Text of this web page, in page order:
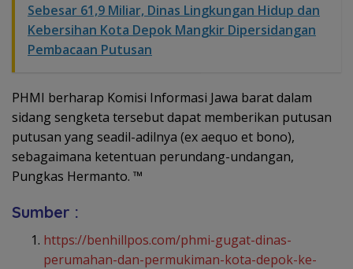
Sebesar 61,9 Miliar, Dinas Lingkungan Hidup dan
Kebersihan Kota Depok Mangkir Dipersidangan
Pembacaan Putusan
PHMI berharap Komisi Informasi Jawa barat dalam
sidang sengketa tersebut dapat memberikan putusan
putusan yang seadil-adilnya (ex aequo et bono),
sebagaimana ketentuan perundang-undangan,
Pungkas Hermanto. ™
Sumber :
https://benhillpos.com/phmi-gugat-dinas-
perumahan-dan-permukiman-kota-depok-ke-